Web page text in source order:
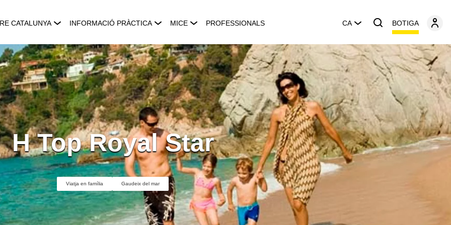
CATALUNYA INFORMACIÓ PRÀCTICA MICE PROFESSIONALS CA BOTIGA
H Top Royal Star
Viatja en família Gaudeix del mar